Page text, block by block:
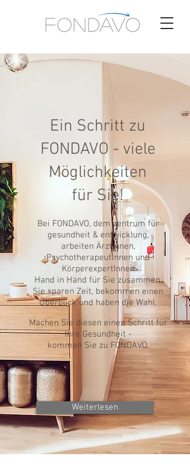
Ein Schritt zu
FONDAVO - viele
Möglichkeiten
für Sie!
Bei FONDAVO, dem zentrum für
gesundheit & entwicklung,
arbeiten ÄrztInnen,
PsychotherapeutInnen und
KörperexpertInnen
Hand in Hand für Sie zusammen.
Sie sparen Zeit, bekommen einen
Überblick und haben die Wahl.
Machen Sie diesen einen Schritt für
Ihre Gesundheit -
kommen Sie zu FONDAVO.
Weiterlesen